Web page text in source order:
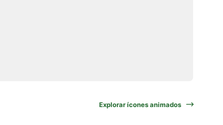
Explorar ícones animados